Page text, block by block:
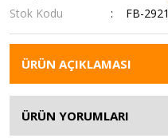
Stok Kodu
FB-2921
ÜRÜN AÇIKLAMASI
ÜRÜN YORUMLARI